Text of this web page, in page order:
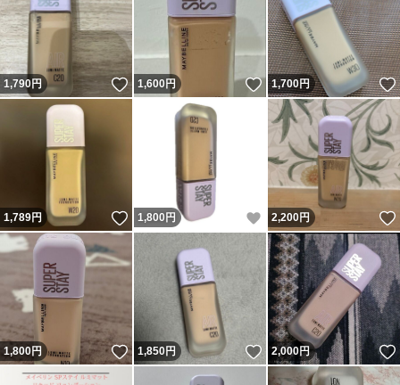
1,790円 いいね！
1,600円 いいね！
1,700円
1,789円 いいね！
1,800 円 いいね！
2,200円
1,800円 いいね！
1,850円 いいね！
2,000円